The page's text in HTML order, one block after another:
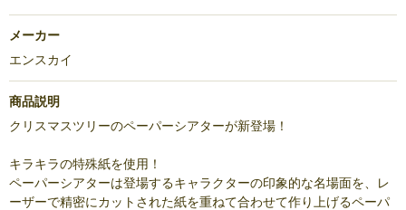
メーカー
エンスカイ
商品説明
クリスマスツリーのペーパーシアターが新登場！
キラキラの特殊紙を使用！
ペーパーシアターは登場するキャラクターの印象的な名場面を、レ
ーザーで精密にカットされた紙を重ねて合わせて作り上げるペーパ